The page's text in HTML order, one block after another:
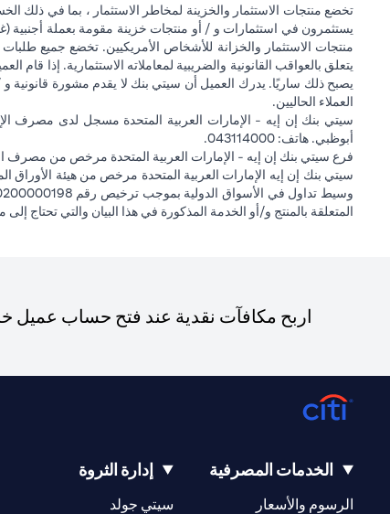
تخضع منتجات الاستثمار والخزينة لمخاطر الاستثمار ، بما في ذلك
يستثمرون في استثمارات و / أو منتجات خزينة مقومة بعملة أجنبية
منتجات الاستثمار والخزانة للأشخاص الأمريكيين. تخضع جميع
يتعلق بالعواقب القانونية والضريبية لمعاملاته الاستثمارية. إذا قام
يصبح ذلك ساريًا. يدرك العميل أن سيتي بنك لا يقدم مشورة قانونية و
العملاء الحاليين.
أبوظبي. هاتف: 043114000.
فرع سيتي بنك إن إيه - الإمارات العربية المتحدة مرخص من مصرف
المتعلقة بالمنتج و/أو الخدمة المذكورة في هذا البيان والتي تحتاج إلى
اربح مكافآت نقدية عند فتح حساب عميل
الخدمات المصرفية
الرسوم والأسعار
إدارة الثروة
سيتي جولد